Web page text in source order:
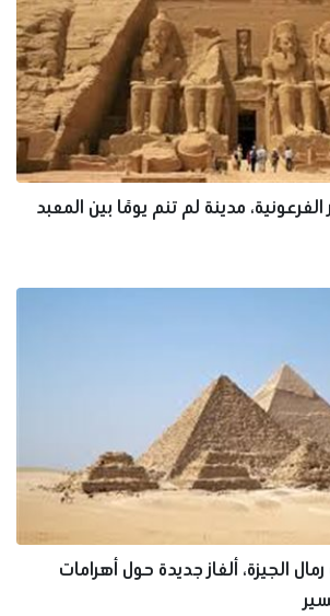
مدينة لم تنم يومًا بين المعبد
الجيزة، ألغاز جديدة حول أهرامات